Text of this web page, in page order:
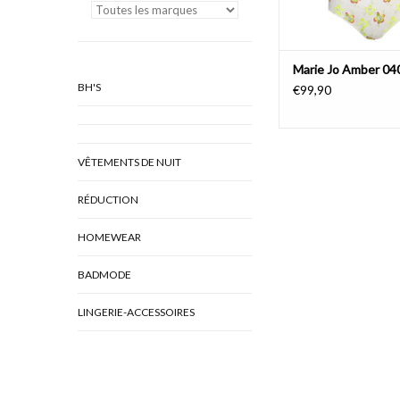
BH'S
VÊTEMENTS DE NUIT
RÉDUCTION
HOMEWEAR
BADMODE
LINGERIE-ACCESSOIRES
Marie Jo Amber
€99,90